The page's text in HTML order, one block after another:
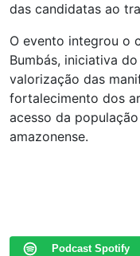
das candidatas ao
O evento integrou o
Bumbás, iniciativa
valorização das
fortalecimento dos
acesso da
amazonense.
Podcast Spotify